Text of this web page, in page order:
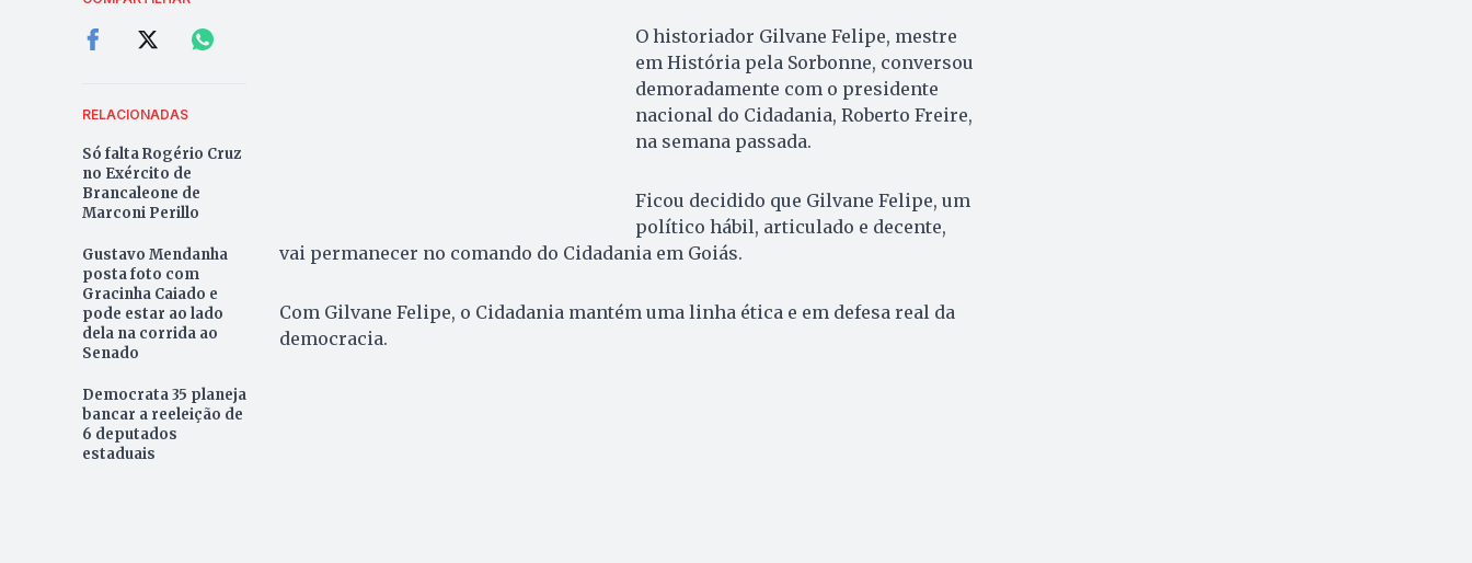
RELACIONADAS
Só falta Rogério Cruz
no Exército de
Brancaleone de
Marconi Perillo
Gustavo Mendanha
posta foto com
Gracinha Caiado e
pode estar ao lado
dela na corrida ao
Senado
Democrata 35 planeja
bancar a reeleição de
6 deputados
estaduais
O historiador Gilvane Felipe, mestre
em História pela Sorbonne, conversou
demoradamente com o presidente
nacional do Cidadania, Roberto Freire,
na semana passada.
Ficou decidido que Gilvane Felipe, um
político hábil, articulado e decente,
vai permanecer no comando do Cidadania em Goiás.
Com Gilvane Felipe, o Cidadania mantém uma linha ética e em defesa real da
democracia.